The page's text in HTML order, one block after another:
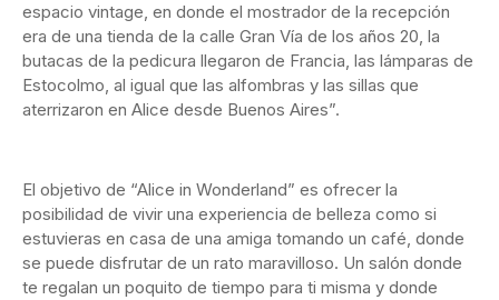
espacio vintage, en donde el mostrador de la recepción
era de una tienda de la calle Gran Vía de los años 20, la
butacas de la pedicura llegaron de Francia, las lámparas de
Estocolmo, al igual que las alfombras y las sillas que
aterrizaron en Alice desde Buenos Aires”.
El objetivo de “Alice in Wonderland” es ofrecer la
posibilidad de vivir una experiencia de belleza como si
estuvieras en casa de una amiga tomando un café, donde
se puede disfrutar de un rato maravilloso. Un salón donde
te regalan un poquito de tiempo para ti misma y donde